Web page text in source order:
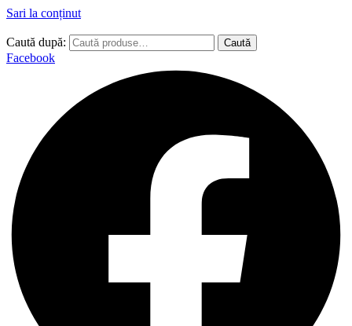
Sari la conținut
Caută după: Caută
Facebook